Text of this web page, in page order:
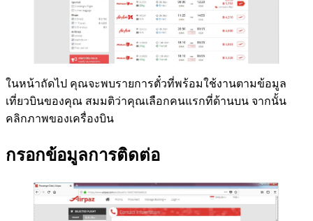
ในหน้าถัดไป คุณจะพบรายการตั๋วที่พร้อมใช้งานตามข้อมูล
เที่ยวบินของคุณ สมมติว่าคุณเลือกคนแรกที่ด้านบน จากนั้น
คลิกภาพของเครื่องบิน
กรอกข้อมูลการติดต่อ